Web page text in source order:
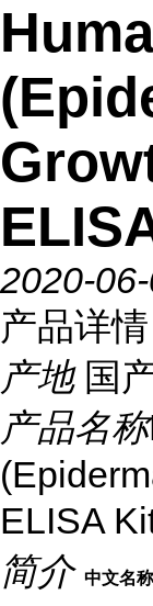
2020-
产品详情
产地 国
产品名称
ELISA
简介 中文名